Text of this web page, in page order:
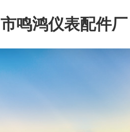
鸣鸿仪表配件厂